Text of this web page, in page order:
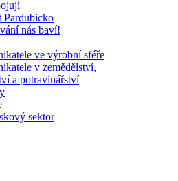
Pardubicko
nás baví!
ve výrobní sféře
v zemědělství,
a potravinářství
sektor